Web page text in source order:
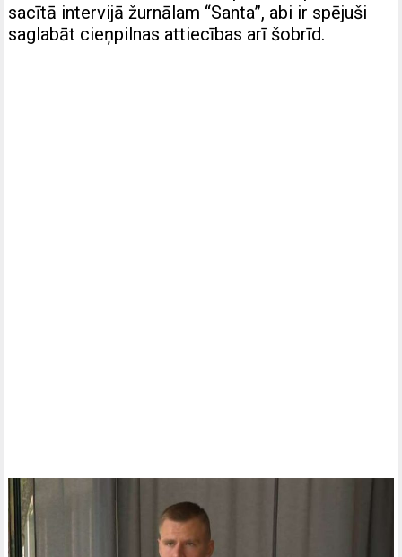
sacītā intervijā žurnālam “Santa”, abi ir spējuši
saglabāt cieņpilnas attiecības arī šobrīd.